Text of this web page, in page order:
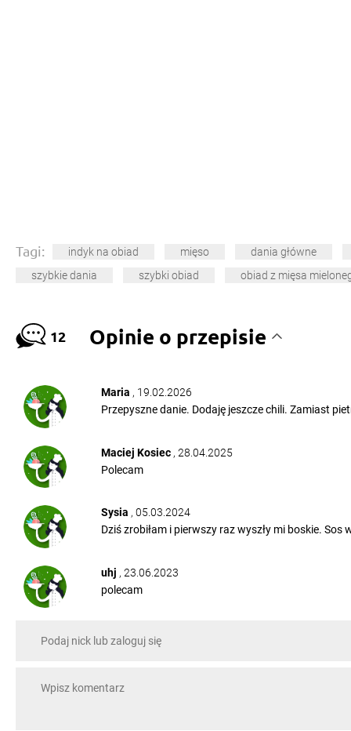
Tagi: indyk na obiad mięso dania główne
szybkie dania
szybki obiad obiad z mięsa
12 Opinie o przepisie
Maria , 19.02.2026
Przepyszne danie. Dodaję jeszcze chili. Zamiast
Maciej Kosiec , 28.04.2025
Polecam
Sysia , 05.03.2024
Dziś zrobiłam i pierwszy raz wyszły mi boskie. Sos
uhj , 23.06.2023
polecam
Super przepis z knorr
Sandra